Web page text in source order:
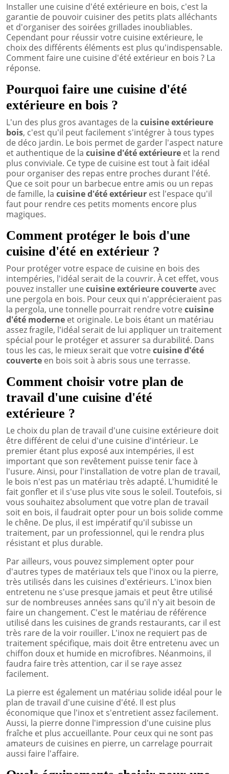
Installer une cuisine d'été extérieure en bois, c'est la
garantie de pouvoir cuisiner des petits plats alléchants
et d'organiser des soirées grillades inoubliables.
Cependant pour réussir votre cuisine extérieure, le
choix des différents éléments est plus qu'indispensable.
Comment faire une cuisine d'été extérieur en bois ? La
réponse.
Pourquoi faire une cuisine d'été
extérieure en bois ?
L'un des plus gros avantages de la cuisine extérieure
bois, c'est qu'il peut facilement s'intégrer à tous types
de déco jardin. Le bois permet de garder l'aspect nature
et authentique de la cuisine d'été extérieure et la rend
plus conviviale. Ce type de cuisine est tout à fait idéal
pour organiser des repas entre proches durant l'été.
Que ce soit pour un barbecue entre amis ou un repas
de famille, la cuisine d'été extérieur est l'espace qu'il
faut pour rendre ces petits moments encore plus
magiques.
Comment protéger le bois d'une
cuisine d'été en extérieur ?
Pour protéger votre espace de cuisine en bois des
intempéries, l'idéal serait de la couvrir. À cet effet, vous
pouvez installer unecuisine extérieure couverteavec
une pergola en bois. Pour ceux qui n'apprécieraient pas
la pergola, une tonnelle pourrait rendre votrecuisine
d'été moderne et originale. Le bois étant un matériau
assez fragile, l'idéal serait de lui appliquer un traitement
spécial pour le protéger et assurer sa durabilité. Dans
tous les cas, le mieux serait que votrecuisine d'été
couverte en bois soit à abris sous une terrasse.
Comment choisir votre plan de
travail d'une cuisine d'été
extérieure ?
Le choix du plan de travail d'une cuisine extérieure doit
être différent de celui d'une cuisine d'intérieur. Le
premier étant plus exposé aux intempéries, il est
important que son revêtement puisse tenir face à
l'usure. Ainsi, pour l'installation de votre plan de travail,
le bois n'est pas un matériau très adapté. L'humidité le
fait gonfler et il s'use plus vite sous le soleil. Toutefois, si
vous souhaitez absolument que votre plan de travail
soit en bois, il faudrait opter pour un bois solide comme
le chêne. De plus, il est impératif qu'il subisse un
traitement, par un professionnel, qui le rendra plus
résistant et plus durable.
Par ailleurs, vous pouvez simplement opter pour
d'autres types de matériaux tels que l'inox ou la pierre,
très utilisés dans les cuisines d'extérieurs. L'inox bien
entretenu ne s'use presque jamais et peut être utilisé
sur de nombreuses années sans qu'il n'y ait besoin de
faire un changement. C'est le matériau de référence
utilisé dans les cuisines de grands restaurants, car il est
très rare de la voir rouiller. L'inox ne requiert pas de
traitement spécifique, mais doit être entretenu avec un
chiffon doux et humide en microfibres. Néanmoins, il
faudra faire très attention, car il se raye assez
facilement.
La pierre est également un matériau solide idéal pour le
plan de travail d'une cuisine d'été. Il est plus
économique que l'inox et s'entretient assez facilement.
Aussi, la pierre donne l'impression d'une cuisine plus
fraîche et plus accueillante. Pour ceux qui ne sont pas
amateurs de cuisines en pierre, un carrelage pourrait
aussi faire l'affaire.